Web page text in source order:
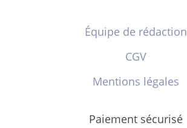
Équipe de rédaction
CGV
Mentions légales
Paiement sécurisé